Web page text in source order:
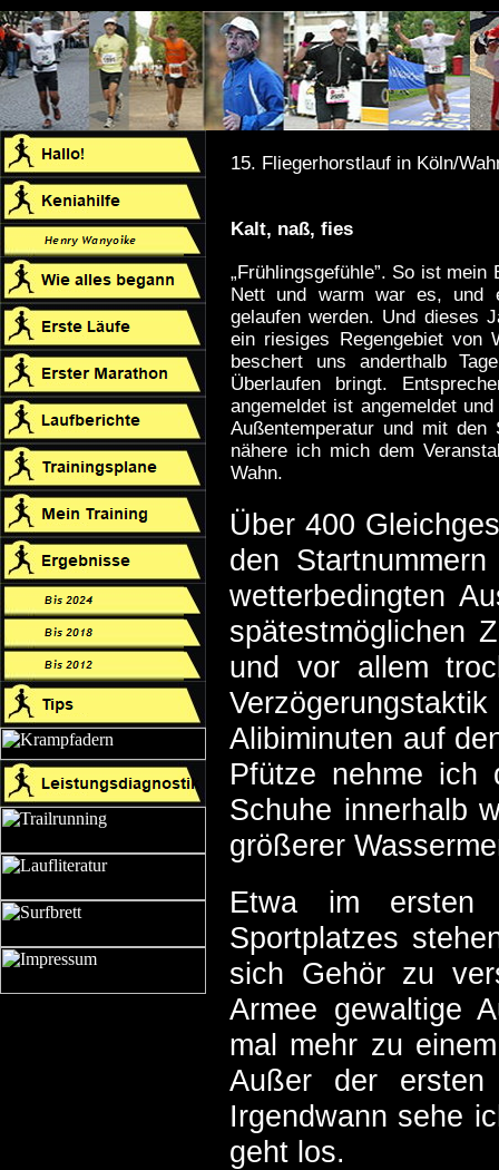
15. Fliegerhorstlauf in Köln/
Kalt, naß, fies
„Frühlingsgefühle”. So ist
Nett und warm war es, und
gelaufen werden. Und dieses
ein riesiges Regengebiet von
beschert uns anderthalb
Überlaufen bringt.
angemeldet ist angemeldet
Außentemperatur und mit den
nähere ich mich dem
Wahn.
Über 400
den
wetterbedingten
spätestmöglichen
und vor allem
Alibiminuten auf
Pfütze nehme ich
Schuhe innerhalb
größerer
Etwa im ersten
Sportplatzes
sich Gehör zu
Armee gewaltige
mal mehr zu
Außer der ersten
Irgendwann sehe
geht los.